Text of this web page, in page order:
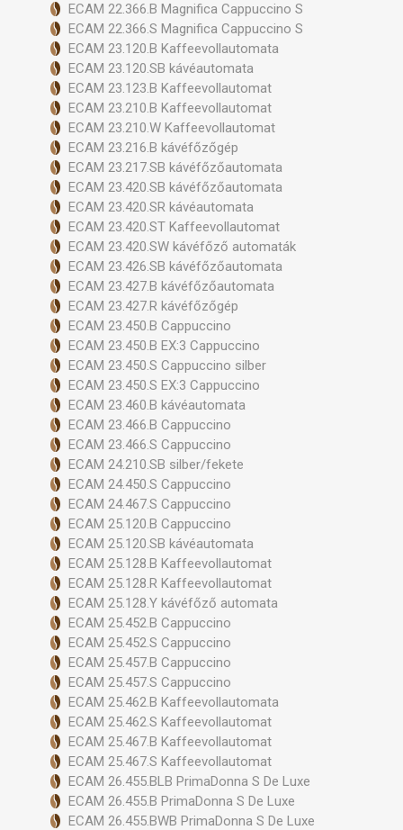
ECAM 22.366.B Magnifica Cappuccino S
ECAM 22.366.S Magnifica Cappuccino S
ECAM 23.120.B Kaffeevollautomata
ECAM 23.120.SB kávéautomata
ECAM 23.123.B Kaffeevollautomat
ECAM 23.210.B Kaffeevollautomat
ECAM 23.210.W Kaffeevollautomat
ECAM 23.216.B kávéfőzőgép
ECAM 23.217.SB kávéfőzőautomata
ECAM 23.420.SB kávéfőzőautomata
ECAM 23.420.SR kávéautomata
ECAM 23.420.ST Kaffeevollautomat
ECAM 23.420.SW kávéfőző automaták
ECAM 23.426.SB kávéfőzőautomata
ECAM 23.427.B kávéfőzőautomata
ECAM 23.427.R kávéfőzőgép
ECAM 23.450.B Cappuccino
ECAM 23.450.B EX:3 Cappuccino
ECAM 23.450.S Cappuccino silber
ECAM 23.450.S EX:3 Cappuccino
ECAM 23.460.B kávéautomata
ECAM 23.466.B Cappuccino
ECAM 23.466.S Cappuccino
ECAM 24.210.SB silber/fekete
ECAM 24.450.S Cappuccino
ECAM 24.467.S Cappuccino
ECAM 25.120.B Cappuccino
ECAM 25.120.SB kávéautomata
ECAM 25.128.B Kaffeevollautomat
ECAM 25.128.R Kaffeevollautomat
ECAM 25.128.Y kávéfőző automata
ECAM 25.452.B Cappuccino
ECAM 25.452.S Cappuccino
ECAM 25.457.B Cappuccino
ECAM 25.457.S Cappuccino
ECAM 25.462.B Kaffeevollautomata
ECAM 25.462.S Kaffeevollautomat
ECAM 25.467.B Kaffeevollautomat
ECAM 25.467.S Kaffeevollautomat
ECAM 26.455.BLB PrimaDonna S De Luxe
ECAM 26.455.B PrimaDonna S De Luxe
ECAM 26.455.BWB PrimaDonna S De Luxe